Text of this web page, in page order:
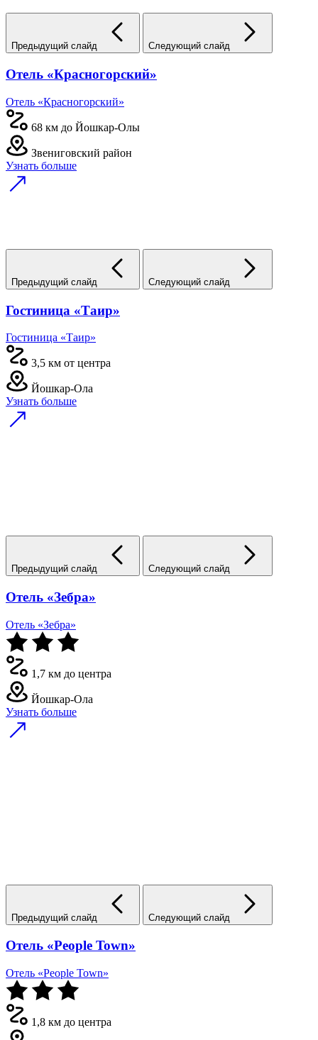
Предыдущий слайд Следующий слайд
Отель «Красногорский»
Отель «Красногорский»
68 км до Йошкар-Олы
Звениговский район
Узнать больше
Предыдущий слайд Следующий слайд
Гостиница «Таир»
Гостиница «Таир»
3,5 км от центра
Йошкар-Ола
Узнать больше
Предыдущий слайд Следующий слайд
Отель «Зебра»
Отель «Зебра»
1,7 км до центра
Йошкар-Ола
Узнать больше
Предыдущий слайд Следующий слайд
Отель «People Town»
Отель «People Town»
1,8 км до центра